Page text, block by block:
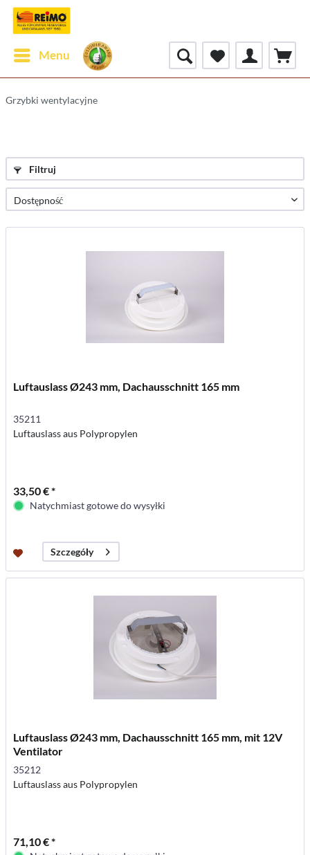
Menu
Grzybki wentylacyjne
Filtruj
Luftauslass Ø243 mm, Dachausschnitt 165 mm
35211
Luftauslass aus Polypropylen
33,50 € *
Natychmiast gotowe do wysyłki
Szczegóły
Luftauslass Ø243 mm, Dachausschnitt 165 mm, mit 12V
Ventilator
35212
Luftauslass aus Polypropylen
71,10 € *